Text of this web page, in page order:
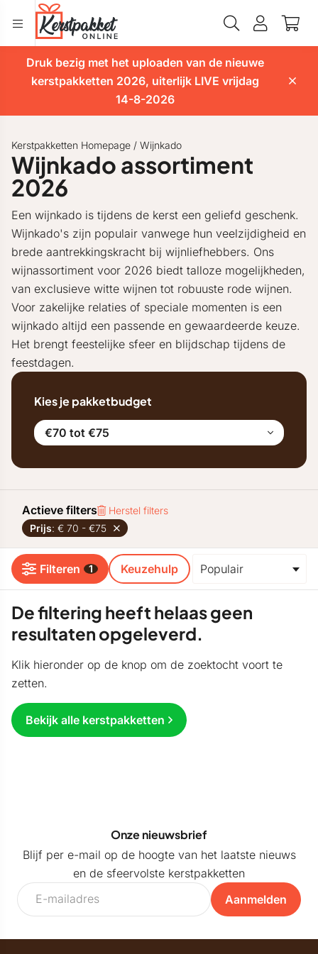
Druk bezig met het uploaden van de nieuwe
kerstpakketten 2026, uiterlijk LIVE vrijdag
14-8-2026
Kerstpakketten Homepage / Wijnkado
Wijnkado assortiment
2026
Een wijnkado is tijdens de kerst een geliefd geschenk.
Wijnkado's zijn populair vanwege hun veelzijdigheid en
brede aantrekkingskracht bij wijnliefhebbers. Ons
wijnassortiment voor 2026 biedt talloze mogelijkheden,
van exclusieve witte wijnen tot robuuste rode wijnen.
Voor zakelijke relaties of speciale momenten is een
wijnkado altijd een passende en gewaardeerde keuze.
Het brengt feestelijke sfeer en blijdschap tijdens de
feestdagen.
Kies je pakketbudget
€70 tot €75
Actieve filters
Herstel filters
Prijs: € 70 - €75
Filteren 1 Keuzehulp
De filtering heeft helaas geen
resultaten opgeleverd.
Klik hieronder op de knop om de zoektocht voort te
zetten.
Bekijk alle kerstpakketten
Onze nieuwsbrief
Blijf per e-mail op de hoogte van het laatste nieuws
en de sfeervolste kerstpakketten
Aanmelden